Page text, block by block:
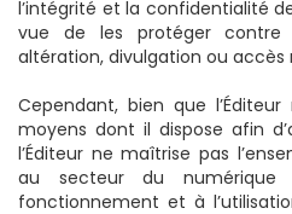
l’intégrité et la confidentialité
vue de les protéger contre
altération, divulgation ou accès
Cependant, bien que
moyens dont il dispose afin
l’Éditeur ne maîtrise pas
au secteur du
fonctionnement et à